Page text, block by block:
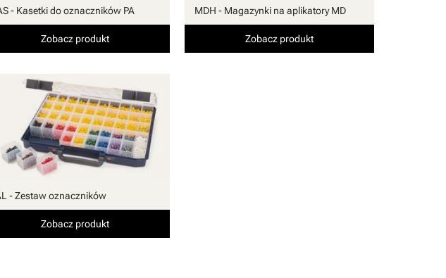
- Kasetki do oznaczników PA
Zobacz produkt
MDH - Magazynki na aplikatory MD
Zobacz produkt
- Zestaw oznaczników
Zobacz produkt